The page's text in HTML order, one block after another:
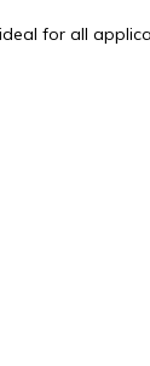
for all